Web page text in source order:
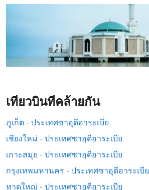
เที่ยวบินที่คล้ายกัน
ภูเก็ต - ประเทศซาอุดีอาระเบีย
เชียงใหม่ - ประเทศซาอุดีอาระเบีย
เกาะสมุย - ประเทศซาอุดีอาระเบีย
กรุงเทพมหานคร - ประเทศซาอุดีอาระเบีย
หาดใหญ่ - ประเทศซาอุดีอาระเบีย